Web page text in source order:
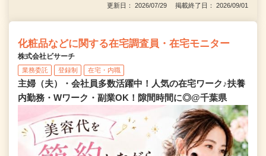
更新日： 2026/07/29 掲載終了日： 2026/09/01
化粧品などに関する在宅調査員・在宅モニター
株式会社ビサーチ
業務委託 登録制 在宅・内職
主婦（夫）・会社員多数活躍中！人気の在宅ワーク♪扶養
内勤務・Wワーク・副業OK！隙間時間に◎@千葉県